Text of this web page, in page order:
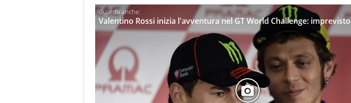
Valentino Rossi inizia l'avventura nel GT World Challenge: imprevisto